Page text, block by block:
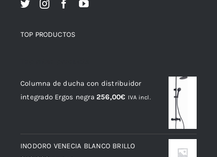
TOP PRODUCTOS
Columna de ducha con distribuidor
integrado Ergos negra 256,00€ IVA incl.
INODORO VENECIA BLANCO BRILLO